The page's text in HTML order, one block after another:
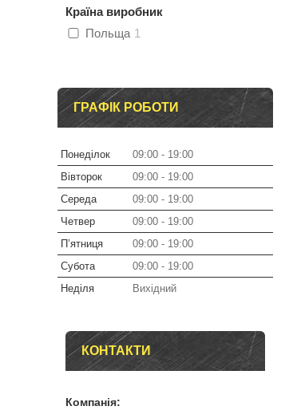
Країна виробник
Польща 1
ГРАФІК РОБОТИ
Понеділок 09:00
19:00
Вівторок
09:00
19:00
Середа
09:00
19:00
Четвер
09:00
19:00
Пʼятниця
09:00
19:00
Субота
09:00
19:00
Неділя
Вихідний
КОНТАКТИ